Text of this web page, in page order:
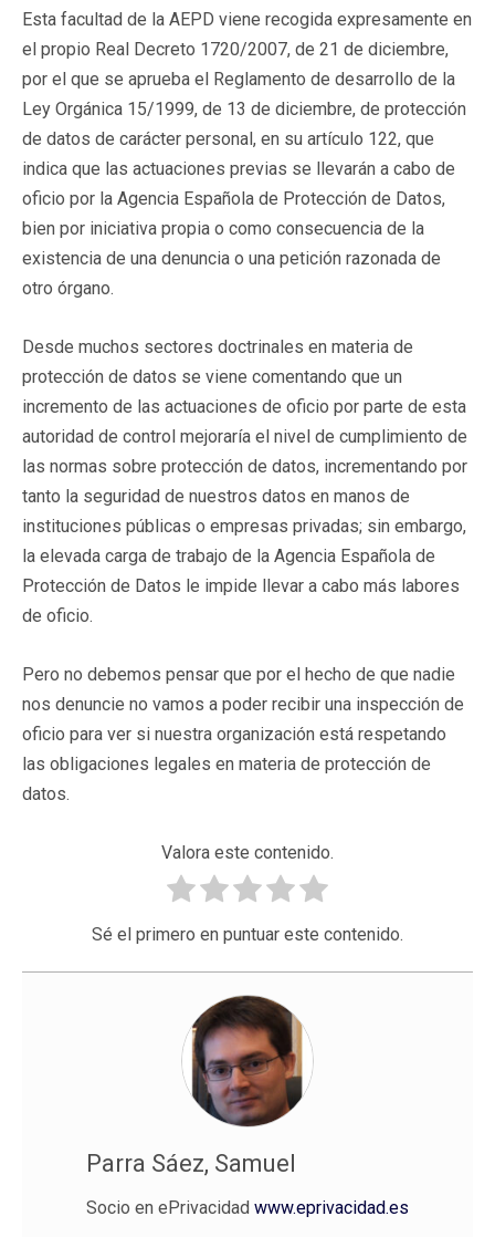
Esta facultad de la AEPD viene recogida expresamente en
el propio Real Decreto 1720/2007, de 21 de diciembre,
por el que se aprueba el Reglamento de desarrollo de la
Ley Orgánica 15/1999, de 13 de diciembre, de protección
de datos de carácter personal, en su artículo 122, que
indica que las actuaciones previas se llevarán a cabo de
oficio por la Agencia Española de Protección de Datos,
bien por iniciativa propia o como consecuencia de la
existencia de una denuncia o una petición razonada de
otro órgano.
Desde muchos sectores doctrinales en materia de
protección de datos se viene comentando que un
incremento de las actuaciones de oficio por parte de esta
autoridad de control mejoraría el nivel de cumplimiento de
las normas sobre protección de datos, incrementando por
tanto la seguridad de nuestros datos en manos de
instituciones públicas o empresas privadas; sin embargo,
la elevada carga de trabajo de la Agencia Española de
Protección de Datos le impide llevar a cabo más labores
de oficio.
Pero no debemos pensar que por el hecho de que nadie
nos denuncie no vamos a poder recibir una inspección de
oficio para ver si nuestra organización está respetando
las obligaciones legales en materia de protección de
datos.
Valora este contenido.
Sé el primero en puntuar este contenido.
Parra Sáez, Samuel
Socio en ePrivacidad www.eprivacidad.es